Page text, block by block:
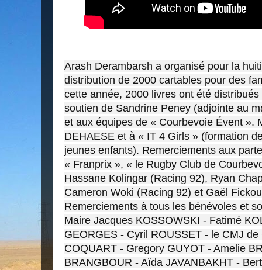
Arash Derambarsh a organisé pour la
distribution de 2000 cartables pour des
cette année, 2000 livres ont été
soutien de Sandrine Peney (adjointe au
et aux équipes de « Courbevoie Évent ».
DEHAESE et à « IT 4 Girls » (formation
jeunes enfants). Remerciements aux
« Franprix », « le Rugby Club de
Hassane Kolingar (Racing 92), Ryan
Cameron Woki (Racing 92) et Gaël
Remerciements à tous les bénévoles et
Maire Jacques KOSSOWSKI - Fatimé
GEORGES - Cyril ROUSSET - le CMJ
COQUART - Gregory GUYOT - Amelie
BRANGBOUR - Aïda JAVANBAKHT -